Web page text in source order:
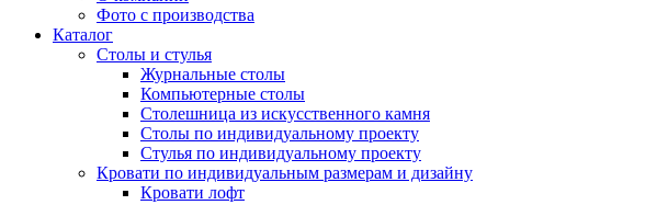
Фото с производства
Каталог
Cтолы и стулья
Журнальные столы
Компьютерные столы
Столешница из искусственного камня
Столы по индивидуальному проекту
Стулья по индивидуальному проекту
Кровати по индивидуальным размерам и дизайну
Кровати лофт